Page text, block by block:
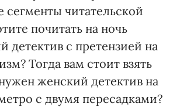
сегменты читательской
почитать на ночь
детектив с претензией на
Тогда вам стоит взять
женский детектив на
с двумя пересадками?